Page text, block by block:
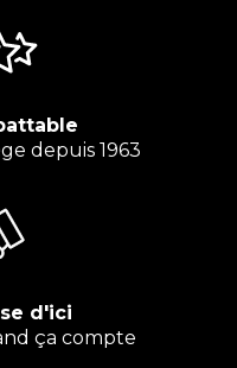
depuis 1963
d'ici
ça compte